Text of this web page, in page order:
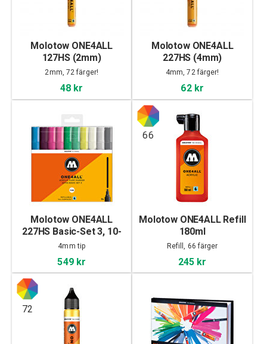
Molotow ONE4ALL
127HS (2mm)
2mm, 72 färger!
48 kr
Molotow ONE4ALL
227HS (4mm)
4mm, 72 färger!
62 kr
Molotow ONE4ALL
227HS Basic-Set 3, 10-
set
4mm tip
549 kr
66
Molotow ONE4ALL Refill
180ml
Refill, 66 färger
245 kr
72